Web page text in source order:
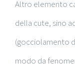
Altro elemento
della cute, sino
(gocciolamento
modo da